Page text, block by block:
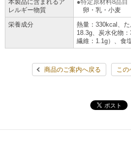
プリペイドサービス
スポーツ振興くじ
行政サービス
学び・教育
スマホプリペイド
レジでApple Accountにチャージ
オンラインフォトサービス
コインランドリー（店舗限定）
JTB
売上高、店舗数推移
セブン‐イレブンの海外事業
データで見るセブン‐イレブン
セブン‐イレブンの「商品力」
セブン-イレブンの横顔
サステナビリティニュース
サステナビリティレポート
報告書ライブラリー
English (Services)
简体中文(服务)
한국어(서비스)
本製品に含まれるア
レルギー物質
特定原材料8品目
卵・乳・小麦
栄養成分
熱量：330kcal、
18.3g、炭水化物
繊維：1.1g）、食
商品のご案内へ戻る この